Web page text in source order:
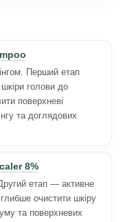
Перший етап
голови до
поверхневі
та доглядових
8%
етап — активне
очистити шкіру
та поверхневих